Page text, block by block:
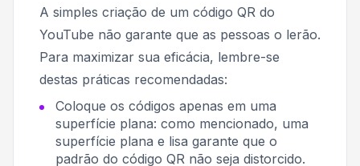
A simples criação de um código QR do
YouTube não garante que as pessoas o lerão.
Para maximizar sua eficácia, lembre-se
destas práticas recomendadas:
Coloque os códigos apenas em uma
superfície plana: como mencionado, uma
superfície plana e lisa garante que o
padrão do código QR não seja distorcido.